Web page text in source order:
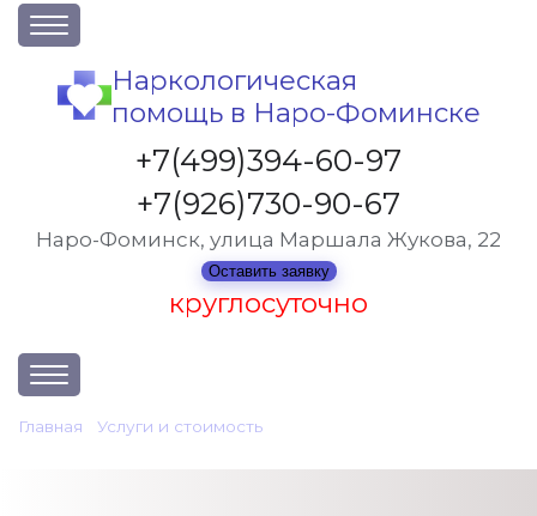
О клинике
Акции
Вакансии
Лицензии
Статьи
Наркологическая
помощь в Наро-Фоминске
+7(499)394-60-97
+7(926)730-90-67
Наро-Фоминск, улица Маршала Жукова, 22
Оставить заявку
круглосуточно
Услуги и стоимость
Главная Услуги и стоимость